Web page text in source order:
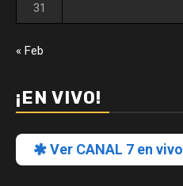
31
« Feb
¡EN VIVO!
Ver CANAL 7 en vivo